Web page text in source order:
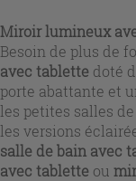
Miroir lumineux
Besoin de plus de
avec tablette doté
porte abattante et
les petites salles
les versions
salle de bain avec
avec tablette ou